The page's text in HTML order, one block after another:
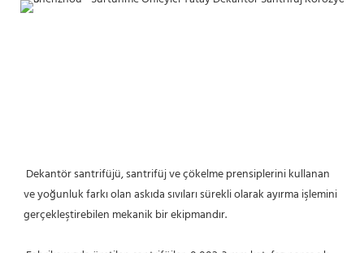
Dekantör santrifüjü, santrifüj ve çökelme prensiplerini kullanan
ve yoğunluk farkı olan askıda sıvıları sürekli olarak ayırma işlemini
gerçekleştirebilen mekanik bir ekipmandır.